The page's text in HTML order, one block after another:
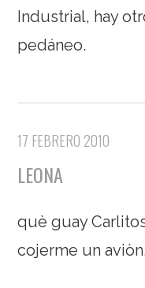
Industrial, hay
pedáneo.
17 FEBRERO 2010
LEONA
què guay
cojerme un